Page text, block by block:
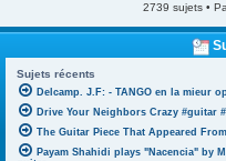
2739 sujets •
Sujets récents
Delcamp. J.F: - TANGO en la mieur
Drive Your Neighbors Crazy #guitar
The Guitar Piece That Appeared
Payam Shahidi plays "Nacencia" by